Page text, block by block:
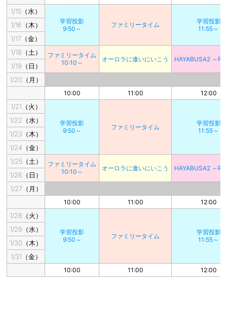
1/15（水）
学習投影
9:50～
ファミリータイム
学習投影
11:55～
1/16（木）
1/17（金）
1/18（土）
ファミリータイム
10:10～
オーロラに逢いにいこう HAYABUSA2 ～
1/19（日）
1/20（月）
10:00 11:00 12:00
1/21（火）
学習投影
9:50～
ファミリータイム
学習投影
11:55～
1/22（水）
1/23（木）
1/24（金）
1/25（土）
ファミリータイム
10:10～
オーロラに逢いにいこう HAYABUSA2 ～
1/26（日）
1/27（月）
10:00 11:00 12:00
1/28（火）
学習投影
9:50～
ファミリータイム
学習投影
11:55～
1/29（水）
1/30（木）
1/31（金）
10:00 11:00 12:00